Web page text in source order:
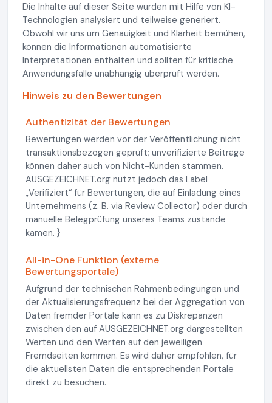
Die Inhalte auf dieser Seite wurden mit Hilfe von KI-
Technologien analysiert und teilweise generiert.
Obwohl wir uns um Genauigkeit und Klarheit bemühen,
können die Informationen automatisierte
Interpretationen enthalten und sollten für kritische
Anwendungsfälle unabhängig überprüft werden.
Hinweis zu den Bewertungen
Authentizität der Bewertungen
Bewertungen werden vor der Veröffentlichung nicht
transaktionsbezogen geprüft; unverifizierte Beiträge
können daher auch von Nicht-Kunden stammen.
AUSGEZEICHNET.org nutzt jedoch das Label
„Verifiziert“ für Bewertungen, die auf Einladung eines
Unternehmens (z. B. via Review Collector) oder durch
manuelle Belegprüfung unseres Teams zustande
kamen. }
All-in-One Funktion (externe
Bewertungsportale)
Aufgrund der technischen Rahmenbedingungen und
der Aktualisierungsfrequenz bei der Aggregation von
Daten fremder Portale kann es zu Diskrepanzen
zwischen den auf AUSGEZEICHNET.org dargestellten
Werten und den Werten auf den jeweiligen
Fremdseiten kommen. Es wird daher empfohlen, für
die aktuellsten Daten die entsprechenden Portale
direkt zu besuchen.